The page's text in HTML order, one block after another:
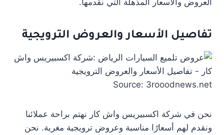
العروض والأسعار المذهلة التي نقدمها.
تفاصيل الأسعار والعروض الترويجية
Source: 3rooodnews.net
نحن في شركة اكسبيريس واش كار نهتم براحة عملائنا
ونقدم لهم أسعارًا مناسبة وعروض ترويجية مغرية. نحن